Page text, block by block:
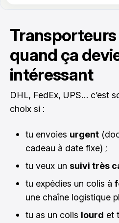
Transporteurs
quand ça
intéressant
DHL, FedEx, UPS… c’est
choix si :
tu envoies urgent
cadeau à date fixe) ;
tu veux un suivi très
tu expédies un colis à
une chaîne logistique
tu as un colis lourd et